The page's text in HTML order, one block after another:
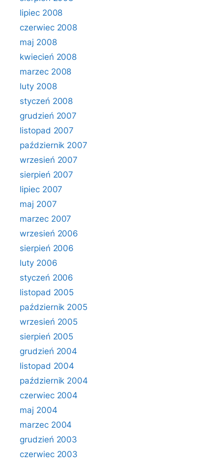
lipiec 2008
czerwiec 2008
maj 2008
kwiecień 2008
marzec 2008
luty 2008
styczeń 2008
grudzień 2007
listopad 2007
październik 2007
wrzesień 2007
sierpień 2007
lipiec 2007
maj 2007
marzec 2007
wrzesień 2006
sierpień 2006
luty 2006
styczeń 2006
listopad 2005
październik 2005
wrzesień 2005
sierpień 2005
grudzień 2004
listopad 2004
październik 2004
czerwiec 2004
maj 2004
marzec 2004
grudzień 2003
czerwiec 2003